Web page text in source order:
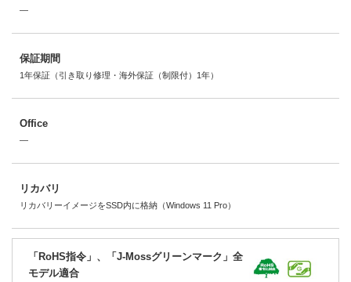
―
保証期間
1年保証（引き取り修理・海外保証（制限付）1年）
Office
―
リカバリ
リカバリーイメージをSSD内に格納（Windows 11 Pro）
「RoHS指令」、「J-Mossグリーンマーク」全
モデル適合